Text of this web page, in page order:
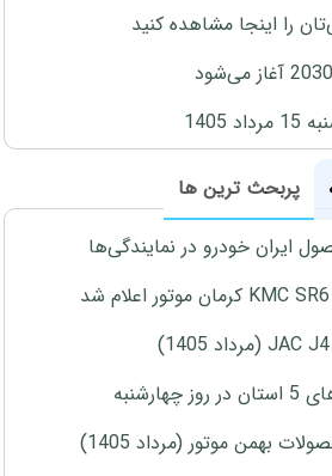
را اینجا مشاهده کنید
پربحث ترین ها
بهمن موتور (مرداد 1405)